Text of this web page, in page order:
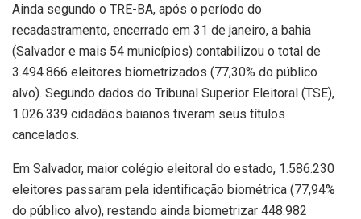
Ainda segundo o TRE-BA, após o período do
recadastramento, encerrado em 31 de janeiro, a bahia
(Salvador e mais 54 municípios) contabilizou o total de
3.494.866 eleitores biometrizados (77,30% do público
alvo). Segundo dados do Tribunal Superior Eleitoral (TSE),
1.026.339 cidadãos baianos tiveram seus títulos
cancelados.
Em Salvador, maior colégio eleitoral do estado, 1.586.230
eleitores passaram pela identificação biométrica (77,94%
do público alvo), restando ainda biometrizar 448.982